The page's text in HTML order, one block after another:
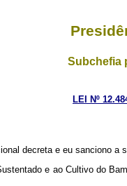
Subchefia
LEI Nº
decreta e eu sanciono a
e ao Cultivo do